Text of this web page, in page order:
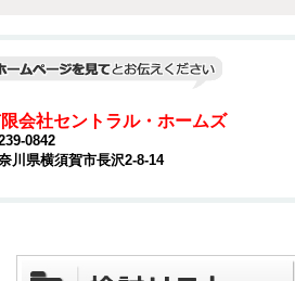
会社セントラル・ホームズ
0842
川県横須賀市長沢2-8-14